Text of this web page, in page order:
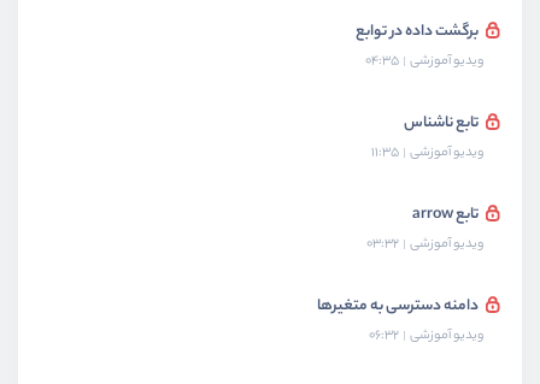
برگشت داده در توابع
ویدیو آموزشی 04:35
تابع ناشناس
ویدیو آموزشی 11:35
تابع arrow
ویدیو آموزشی 03:32
دامنه دسترسی به متغیرها
ویدیو آموزشی 06:32